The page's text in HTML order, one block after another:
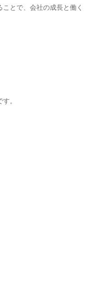
とで、会社の成長と働く
。